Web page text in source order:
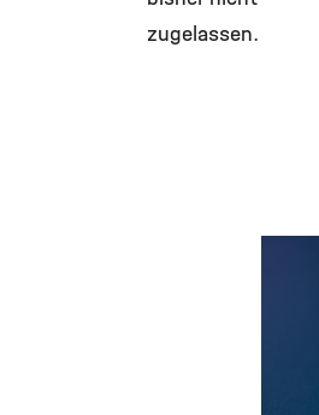
zugelassen.